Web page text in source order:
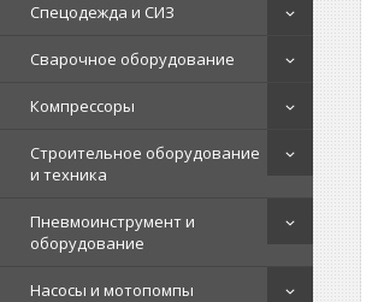
Спецодежда и СИЗ
Сварочное оборудование
Компрессоры
Строительное оборудование
и техника
Пневмоинструмент и
оборудование
Насосы и мотопомпы